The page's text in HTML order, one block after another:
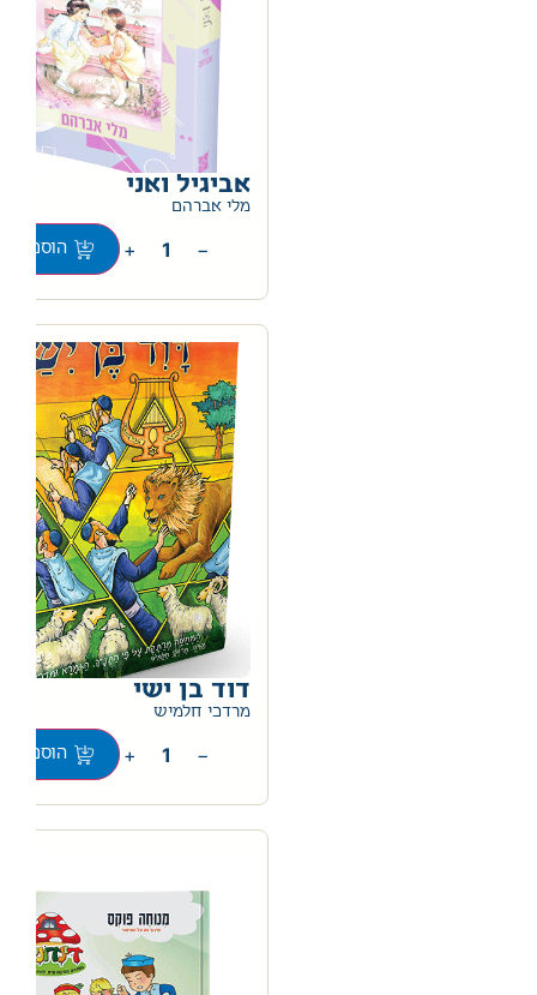
אביגיל ואני
מלי אברהם
−
+ הוספה
דוד בן ישי
מרדכי חלמיש
−
+ הוספה